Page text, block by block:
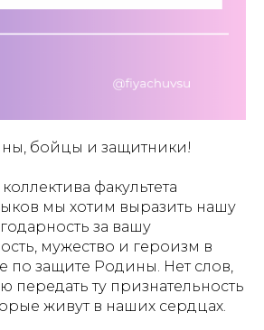
бойцы и защитники!
факультета
мы хотим выразить нашу
за вашу
мужество и героизм в
по защите Родины. Нет слов,
передать ту признательность
живут в наших сердцах.